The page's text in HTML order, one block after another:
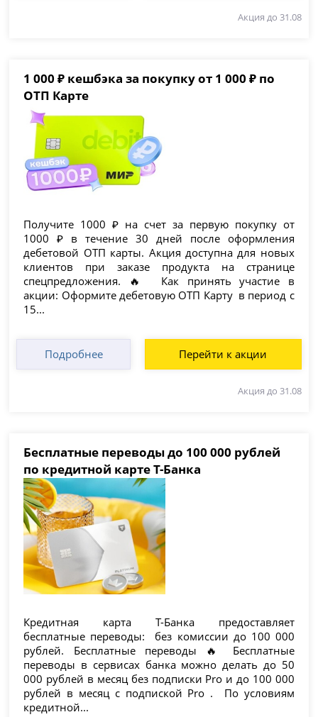
Акция до 31.08
1 000 ₽ кешбэка за покупку от 1 000 ₽ по
ОТП Карте
Получите 1000 ₽ на счет за первую покупку от
1000 ₽ в течение 30 дней после оформления
дебетовой ОТП карты. Акция доступна для новых
клиентов при заказе продукта на странице
спецпредложения. 🔥 Как принять участие в
акции: Оформите дебетовую ОТП Карту в период с
15...
Подробнее Перейти к акции
Акция до 31.08
Бесплатные переводы до 100 000 рублей
по кредитной карте Т-Банка
Кредитная карта Т-Банка предоставляет
бесплатные переводы: без комиссии до 100 000
рублей. Бесплатные переводы 🔥 Бесплатные
переводы в сервисах банка можно делать до 50
000 рублей в месяц без подписки Pro и до 100 000
рублей в месяц с подпиской Pro . По условиям
кредитной...